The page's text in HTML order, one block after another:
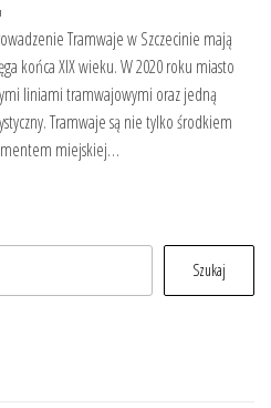
Tramwaje w Szczecinie mają
końca XIX wieku. W 2020 roku miasto
liniami tramwajowymi oraz jedną
Tramwaje są nie tylko środkiem
miejskiej…
Szukaj